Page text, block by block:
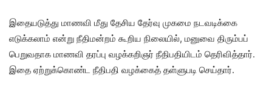
இதையடுத்து மாணவி மீது தேசிய தேர்வு முகமை நடவடிக்கை
எடுக்கலாம் என்று நீதிமன்றம் கூறிய நிலையில், மனுவை திரும்பப்
பெறுவதாக மாணவி தரப்பு வழக்கறிஞர் நீதிபதியிடம் தெரிவித்தார்.
இதை ஏற்றுக்கொண்ட நீதிபதி வழக்கைத் தள்ளுபடி செய்தார்.